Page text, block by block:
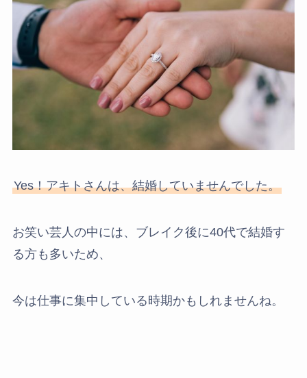
Yes！アキトさんは、結婚していませんでした。
お笑い芸人の中には、ブレイク後に40代で結婚す
る方も多いため、
今は仕事に集中している時期かもしれませんね。